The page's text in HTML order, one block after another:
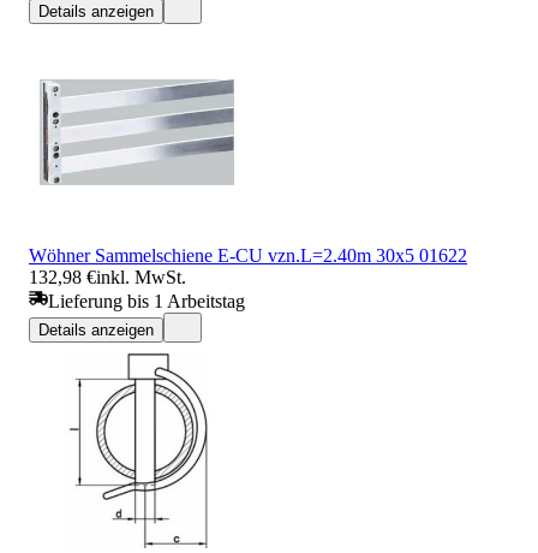
Details anzeigen
Wöhner Sammelschiene E-CU vzn.L=2.40m 30x5 01622
132,98 €inkl. MwSt.
Lieferung bis 1 Arbeitstag
Details anzeigen